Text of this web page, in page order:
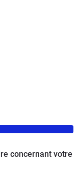
concernant votre